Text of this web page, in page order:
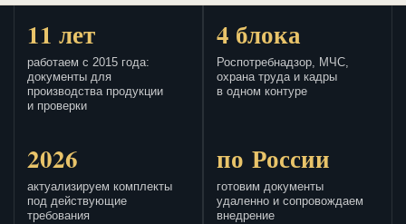
11 лет
работаем с 2015 года:
документы для
производства продукции
и проверки
4 блока
Роспотребнадзор, МЧС,
охрана труда и кадры
в одном контуре
2026
актуализируем комплекты
под действующие
требования
по России
готовим документы
удаленно и сопровождаем
внедрение